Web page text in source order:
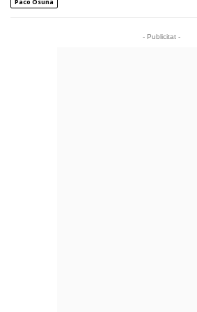
Paco Osuna
- Publicitat -